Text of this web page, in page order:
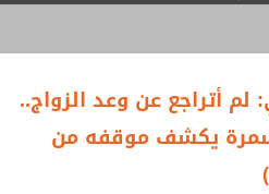
أتراجع عن وعد الزواج..
سمرة يكشف موقفه من